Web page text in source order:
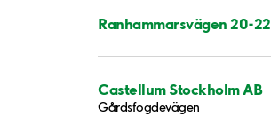
Ranhammarsvägen 20-22
Castellum Stockholm AB
Gårdsfogdevägen